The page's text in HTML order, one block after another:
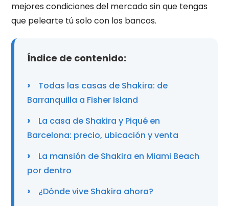
mejores condiciones del mercado sin que tengas
que pelearte tú solo con los bancos.
Índice de contenido:
Todas las casas de Shakira: de
Barranquilla a Fisher Island
La casa de Shakira y Piqué en
Barcelona: precio, ubicación y venta
La mansión de Shakira en Miami Beach
por dentro
¿Dónde vive Shakira ahora?